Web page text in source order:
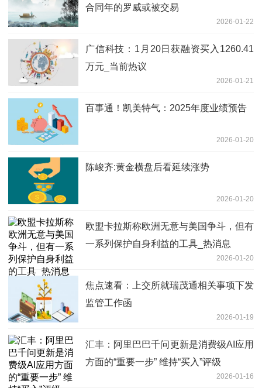
合同年的罗威或被交易
2026-01-22
广信科技：1月20日获融资买入1260.41
万元_当前热议
2026-01-21
百事通！凯美特气：2025年度业绩预告
2026-01-20
陈峻齐:黄金横盘后看延续涨势
2026-01-20
欧盟卡拉斯称欧洲无意与美国争斗，但有
一系列保护自身利益的工具_热消息
2026-01-20
焦点速看：上交所就瑞茂通相关事项下发
监管工作函
2026-01-19
汇丰：阿里巴巴千问更新是消费级AI应用
方面的“重要一步” 维持“买入”评级
2026-01-16